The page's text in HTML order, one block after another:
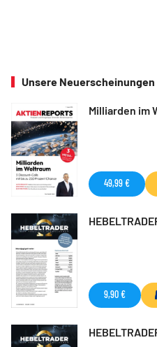
Unsere Neuerscheinungen
Milliarden im
49,99 €
9,90 €